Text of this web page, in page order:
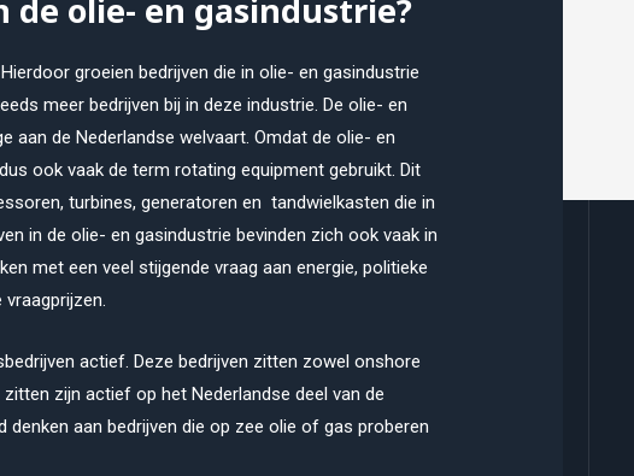
de olie- en gasindustrie?
groeien bedrijven die in olie- en gasindustrie
meer bedrijven bij in deze industrie. De olie- en
aan de Nederlandse welvaart. Omdat de olie- en
ook vaak de term rotating equipment gebruikt. Dit
turbines, generatoren en tandwielkasten die in
in de olie- en gasindustrie bevinden zich ook vaak in
met een veel stijgende vraag aan energie, politieke
actief. Deze bedrijven zitten zowel onshore
zijn actief op het Nederlandse deel van de
denken aan bedrijven die op zee olie of gas proberen